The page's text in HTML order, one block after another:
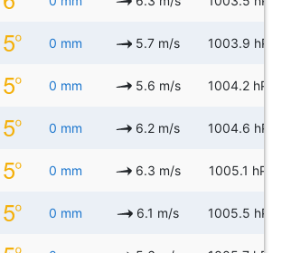
0 mm 5.7 m/s 1003.9 hPa
0 mm 5.6 m/s 1004.2 hPa
0 mm 6.2 m/s 1004.6 hPa
0 mm 6.3 m/s 1005.1 hPa
0 mm 6.1 m/s 1005.5 hPa